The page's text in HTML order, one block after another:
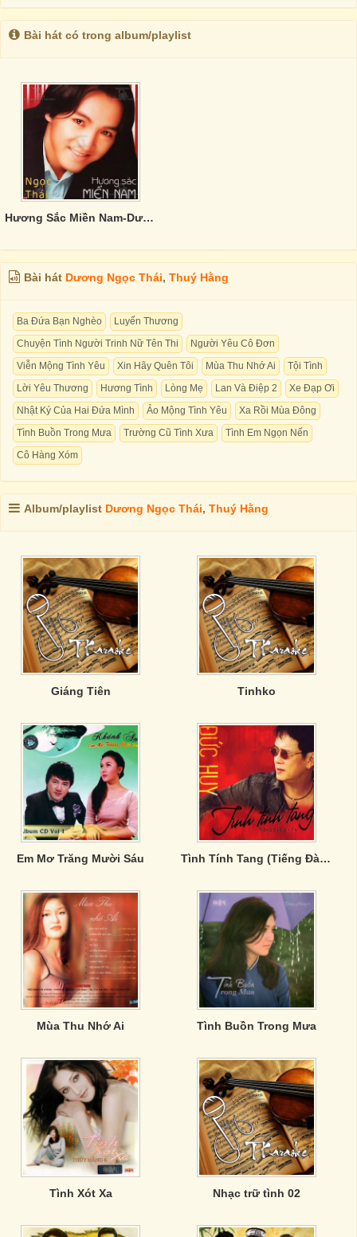
Bài hát có trong album/playlist
Hương Sắc Miền Nam-Dương Ngọc Thái
Bài hát Dương Ngọc Thái, Thuý Hằng
Ba Đứa Bạn Nghèo
Luyến Thương
Chuyện Tình Người Trinh Nữ Tên Thi
Người Yêu Cô Đơn
Viễn Mộng Tình Yêu
Xin Hãy Quên Tôi Mùa Thu Nhớ Ai
Tội Tình
Lời Yêu Thương
Hương Tình Lòng Mẹ Lan Và Điệp 2
Xe Đạp Ơi
Nhật Ký Của Hai Đứa Mình
Ảo Mộng Tình Yêu
Xa Rồi Mùa Đông
Tình Buồn Trong Mưa
Trường Cũ Tình Xưa
Tình Em Ngọn Nến
Cô Hàng Xóm
Album/playlist Dương Ngọc Thái, Thuý Hằng
Giáng Tiên Tinhko
Em Mơ Trăng Mười Sáu Tình Tính Tang (Tiếng Đàn Guitar)
Mùa Thu Nhớ Ai Tình Buồn Trong Mưa
Tình Xót Xa Nhạc trữ tình 02